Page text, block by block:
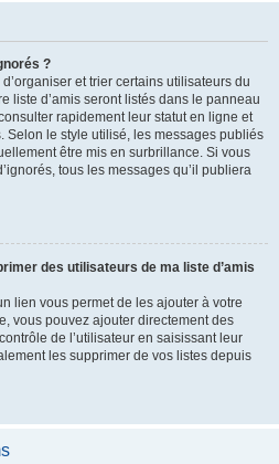
?
et trier certains utilisateurs du
liste d’amis seront listés dans le panneau
rapidement leur statut en ligne et
Selon le style utilisé, les messages publiés
être mis en surbrillance. Si vous
tous les messages qu’il publiera
des utilisateurs de ma liste d’amis
lien vous permet de les ajouter à votre
vous pouvez ajouter directement des
de l’utilisateur en saisissant leur
les supprimer de vos listes depuis